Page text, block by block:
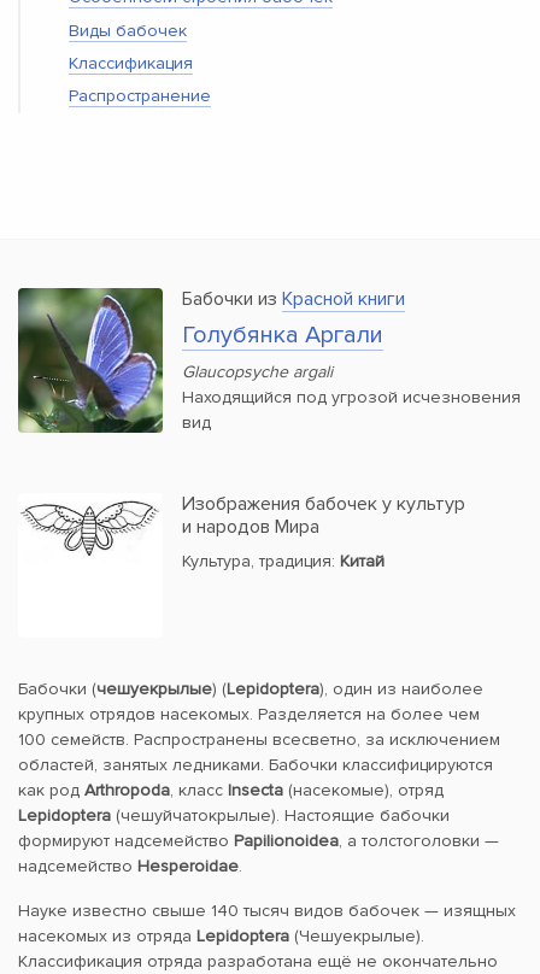
Виды бабочек
Классификация
Распространение
Бабочки из Красной книги
Голубянка Аргали
Glaucopsyche argali
Находящийся под угрозой исчезновения
вид
Изображения бабочек у культур
и народов Мира
Культура, традиция: Китай
Бабочки (чешуекрылые) (Lepidoptera), один из наиболее
крупных отрядов насекомых. Разделяется на более чем
100 семейств. Распространены всесветно, за исключением
областей, занятых ледниками. Бабочки классифицируются
как род Arthropoda, класс Insecta (насекомые), отряд
Lepidoptera (чешуйчатокрылые). Настоящие бабочки
формируют надсемейство Papilionoidea, а толстоголовки —
надсемейство Hesperoidae.
Науке известно свыше 140 тысяч видов бабочек — изящных
насекомых из отряда Lepidoptera (Чешуекрылые).
Классификация отряда разработана ещё не окончательно